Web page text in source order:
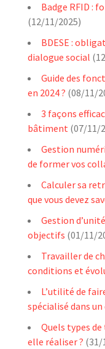
Badge RFID :
(12/11/2025)
BDESE :
dialogue social
Guide des
en 2024 ? (08/11/
3 façons
bâtiment (07/11/
Gestion
de former vos
Calculer sa
que vous devez
Gestion
objectifs (01/11/
Travailler de
conditions et
L’utilité de
spécialisé dans
Quels types
elle réaliser ? (31/